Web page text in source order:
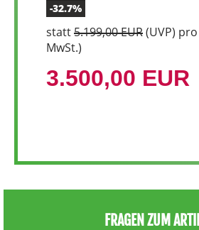
-32.7%
statt5.199,00 EUR(UVP)
MwSt.)
3.500,00 EUR
FRAGEN ZUM